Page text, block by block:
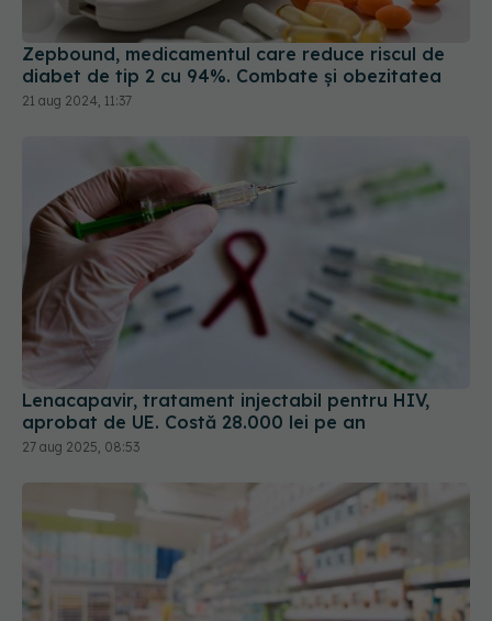
Zepbound, medicamentul care reduce riscul de
diabet de tip 2 cu 94%. Combate și obezitatea
21 aug 2024, 11:37
Lenacapavir, tratament injectabil pentru HIV,
aprobat de UE. Costă 28.000 lei pe an
27 aug 2025, 08:53